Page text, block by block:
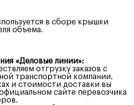
в сборе крышки
объема.
«Деловые линии»:
отгрузку заказов с
транспортной компании.
и стоимости доставки вы
сайте перевозчика